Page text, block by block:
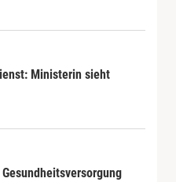
Ministerin sieht